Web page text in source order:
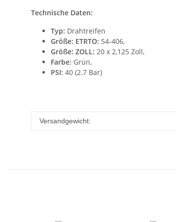
Technische Daten:
Typ: Drahtreifen
Größe: ETRTO: 54-406,
Größe: ZOLL: 20 x 2,125 Zoll,
Farbe: Grün,
PSI: 40 (2.7 Bar)
Versandgewicht: